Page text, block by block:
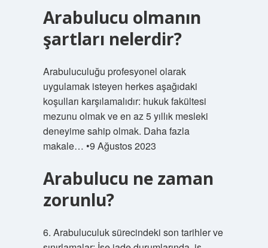
Arabulucu olmanın
şartları nelerdir?
Arabuluculuğu profesyonel olarak
uygulamak isteyen herkes aşağıdaki
koşulları karşılamalıdır: hukuk fakültesi
mezunu olmak ve en az 5 yıllık mesleki
deneyime sahip olmak. Daha fazla
makale… •9 Ağustos 2023
Arabulucu ne zaman
zorunlu?
6. Arabuluculuk sürecindeki son tarihler ve